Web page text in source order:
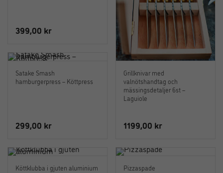
399,00 kr
Grillknivar med
valnötshandtag och
mässingsdetaljer 6st –
Laguiole
1199,00 kr
Satake Smash
hamburgerpress – Köttpress
299,00 kr
Pizzaspade
Köttklubba i gjuten aluminium